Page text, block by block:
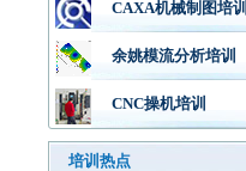
CAXA机械制图培训
余姚模流分析培训
CNC操机培训
培训热点